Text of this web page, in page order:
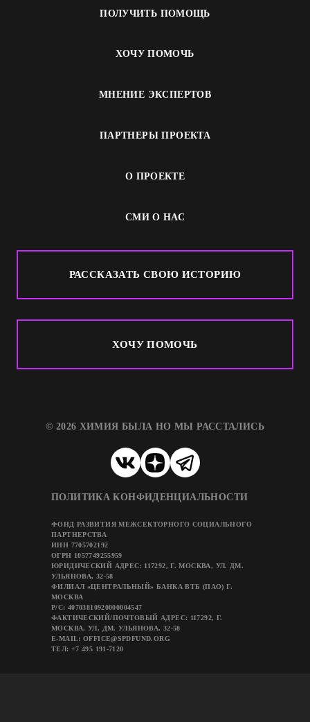
ПОЛУЧИТЬ ПОМОЩЬ
ХОЧУ ПОМОЧЬ
МНЕНИЕ ЭКСПЕРТОВ
ПАРТНЕРЫ ПРОЕКТА
О ПРОЕКТЕ
СМИ О НАС
РАССКАЗАТЬ СВОЮ ИСТОРИЮ
ХОЧУ ПОМОЧЬ
© 2026 ХИМИЯ БЫЛА НО МЫ РАССТАЛИСЬ
ПОЛИТИКА КОНФИДЕНЦИАЛЬНОСТИ
ФОНД РАЗВИТИЯ МЕЖСЕКТОРНОГО СОЦИАЛЬНОГО
ПАРТНЕРСТВА
ИНН 7705702192
ОГРН 1057749255959
ЮРИДИЧЕСКИЙ АДРЕС: 117292, Г. МОСКВА, УЛ. ДМ.
УЛЬЯНОВА, 32-58
ФИЛИАЛ «ЦЕНТРАЛЬНЫЙ» БАНКА ВТБ (ПАО) Г.
МОСКВА
Р/C: 40703810920000004547
ФАКТИЧЕСКИЙ/ПОЧТОВЫЙ АДРЕС: 117292, Г.
МОСКВА, УЛ. ДМ. УЛЬЯНОВА, 32-58
E-MAIL: OFFICE@SPDFUND.ORG
ТЕЛ: +7 495 191-7120